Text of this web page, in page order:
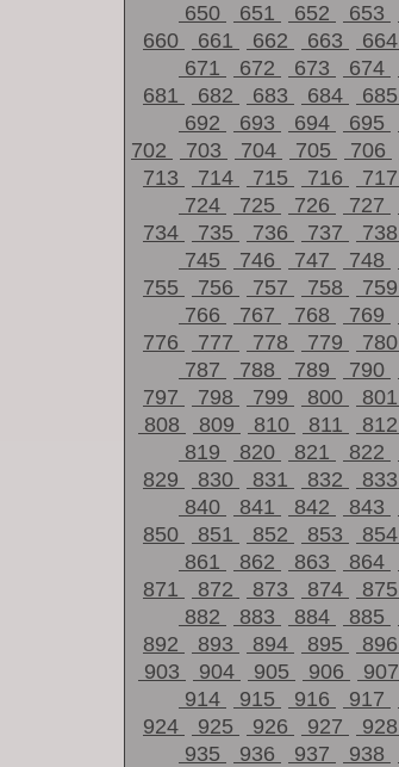
650
651 652 653
660
661 662 663 664
671
672 673 674
681
682 683 684 685
692
693 694 695
702
703 704 705 706
713
714 715 716 717
724
725 726 727
734
735 736 737 738
745
746 747 748
755
756 757 758 759
766
767 768 769
776
777 778 779 780
787
788 789 790
797
798 799 800 801
808
809 810 811 812
819
820 821 822
829
830 831 832 833
840
841 842 843
850
851 852 853 854
861
862 863 864
871
872 873 874 875
882
883 884 885
892
893 894 895 896
903
904 905 906 907
914
915 916 917
924
925 926 927 928
935
936 937 938